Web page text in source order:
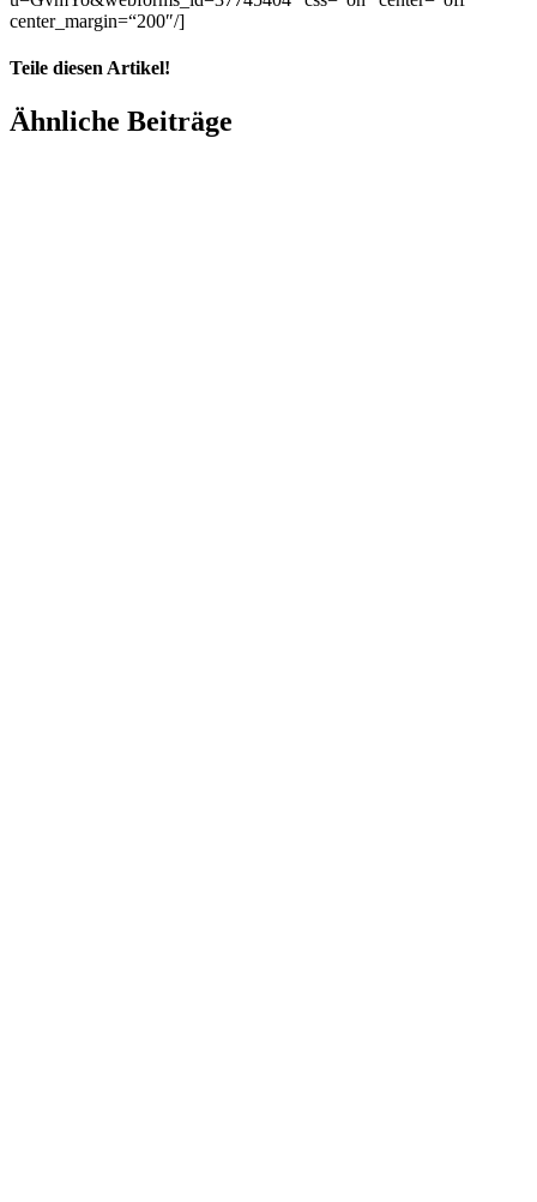
center_margin=“200″/]
Teile diesen Artikel!
Facebook
X
LinkedIn
WhatsApp
Pinterest
Xing
Ähnliche Beiträge